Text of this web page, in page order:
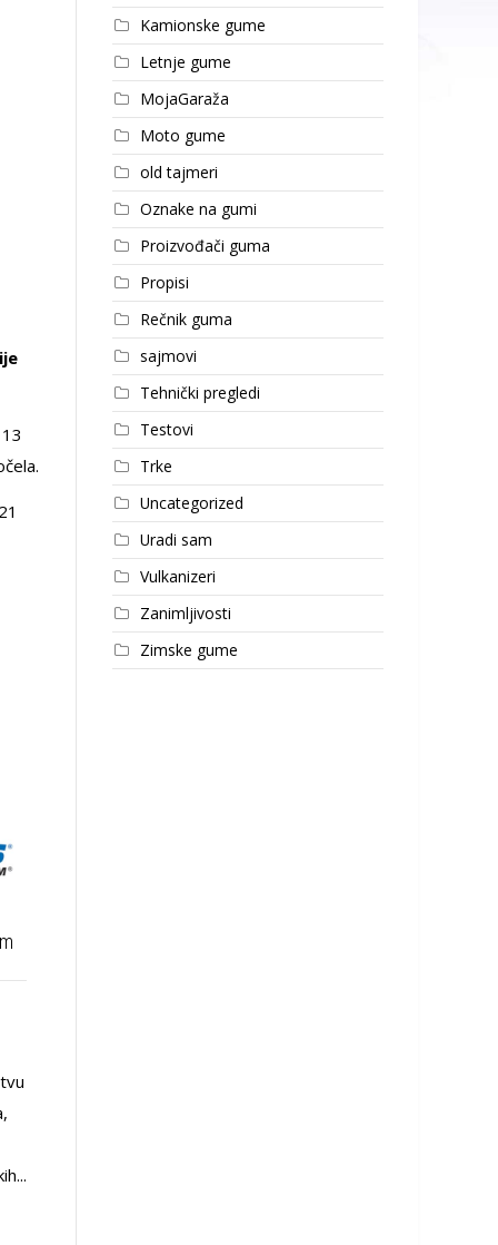
Kamionske gume
Letnje gume
MojaGaraža
Moto gume
old tajmeri
Oznake na gumi
Proizvođači guma
Propisi
Rečnik guma
sajmovi
Tehnički pregledi
Testovi
Trke
Uncategorized
Uradi sam
Vulkanizeri
Zanimljivosti
Zimske gume